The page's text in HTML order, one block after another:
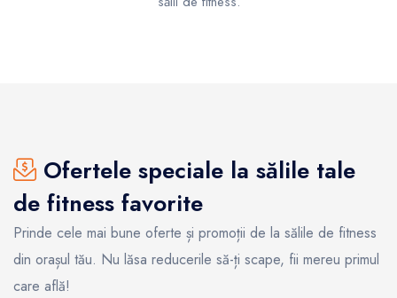
Ofertele speciale la sălile tale
de fitness favorite
Prinde cele mai bune oferte și promoții de la sălile de fitness
din orașul tău. Nu lăsa reducerile să-ți scape, fii mereu primul
care află!